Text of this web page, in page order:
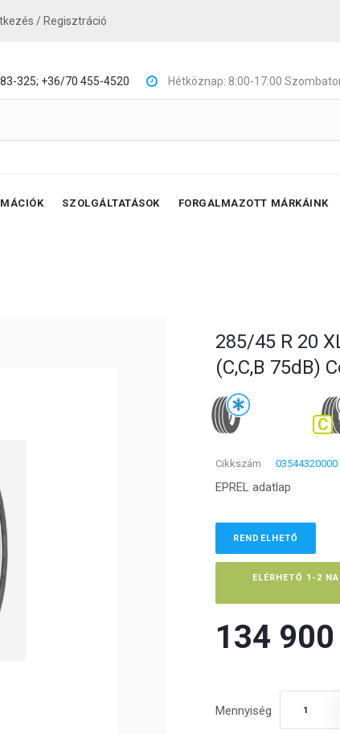
/ Regisztráció
325; +36/70 455-4520 Hétköznap: 8:00-17:00
SZOLGÁLTATÁSOK FORGALMAZOTT MÁRKÁINK
285/45 R 20
(C,C,B 75dB)
C
Cikkszám 03544320000
EPREL adatlap
RENDELHETŐ
ELÉRHETŐ 1-2
134
Mennyiség